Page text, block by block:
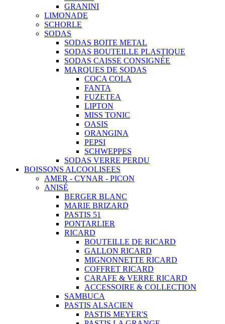
GRANINI
LIMONADE
SCHORLE
SODAS
SODAS BOITE METAL
SODAS BOUTEILLE PLASTIQUE
SODAS CAISSE CONSIGNÉE
MARQUES DE SODAS
COCA COLA
FANTA
FUZETEA
LIPTON
MISS TONIC
OASIS
ORANGINA
PEPSI
SCHWEPPES
SODAS VERRE PERDU
BOISSONS ALCOOLISEES
AMER - CYNAR - PICON
ANISÉ
BERGER BLANC
MARIE BRIZARD
PASTIS 51
PONTARLIER
RICARD
BOUTEILLE DE RICARD
GALLON RICARD
MIGNONNETTE RICARD
COFFRET RICARD
CARAFE & VERRE RICARD
ACCESSOIRE & COLLECTION
SAMBUCA
PASTIS ALSACIEN
PASTIS MEYER'S